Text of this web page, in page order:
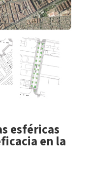
esféricas
en la